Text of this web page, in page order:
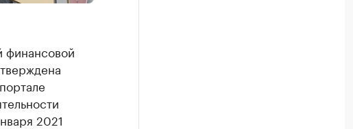
финансовой
2021